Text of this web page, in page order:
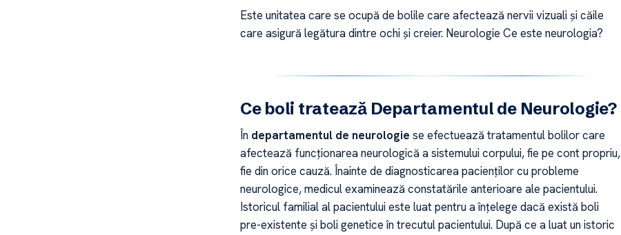
Este unitatea care se ocupă de bolile care afectează nervii vizuali și căile
care asigură legătura dintre ochi și creier. Neurologie Ce este neurologia?
Ce boli tratează Departamentul de Neurologie?
Îndepartamentul de neurologie se efectuează tratamentul bolilor care
afectează funcționarea neurologică a sistemului corpului, fie pe cont propriu,
fie din orice cauză. Înainte de diagnosticarea pacienților cu probleme
neurologice, medicul examinează constatările anterioare ale pacientului.
Istoricul familial al pacientului este luat pentru a înțelege dacă există boli
pre-existente și boli genetice în trecutul pacientului. După ce a luat un istoric